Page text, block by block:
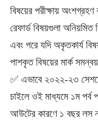
বিষয়ের পরীক্ষায়
রেফার্ড বিষয়গুলা অনিয়মিত
এবং পরে যদি অকৃতকার্য
পাশকৃত বিষয়ের মার্ক
✅ এভাবে ২০২২-২৩
চাইলে ওই মাধ্যমে ১ম পর্ব
আউটের কারণে ১ বছর লস